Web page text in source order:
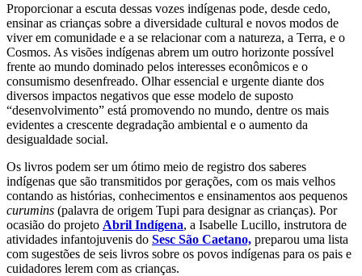
Proporcionar a escuta dessas vozes indígenas pode, desde cedo,
ensinar as crianças sobre a diversidade cultural e novos modos de
viver em comunidade e a se relacionar com a natureza, a Terra, e o
Cosmos. As visões indígenas abrem um outro horizonte possível
frente ao mundo dominado pelos interesses econômicos e o
consumismo desenfreado. Olhar essencial e urgente diante dos
diversos impactos negativos que esse modelo de suposto
“desenvolvimento” está promovendo no mundo, dentre os mais
evidentes a crescente degradação ambiental e o aumento da
desigualdade social.
Os livros podem ser um ótimo meio de registro dos saberes
indígenas que são transmitidos por gerações, com os mais velhos
contando as histórias, conhecimentos e ensinamentos aos pequenos
curumins (palavra de origem Tupi para designar as crianças). Por
ocasião do projeto Abril Indígena, a Isabelle Lucillo, instrutora de
atividades infantojuvenis do Sesc São Caetano, preparou uma lista
com sugestões de seis livros sobre os povos indígenas para os pais e
cuidadores lerem com as crianças.